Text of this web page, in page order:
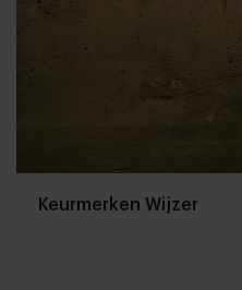
Keurmerken Wijzer